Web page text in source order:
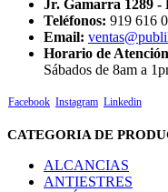
Jr. Gamarra 1289 -
Teléfonos: 919 616
Email:
Horario de
Sábados de 8am a
Facebook Instagram Linkedin
CATEGORIA DE
ALCANCIAS
ANTIESTRES